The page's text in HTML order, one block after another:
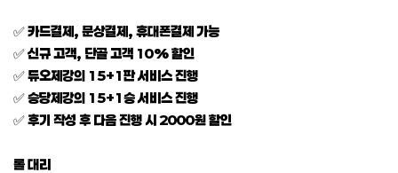
✅ 카드결제, 문상결제, 휴대폰결제 가능
✅ 신규 고객, 단골 고객 10% 할인
✅ 듀오제강의 15+1판 서비스 진행
✅ 승당제강의 15+1승 서비스 진행
✅ 후기 작성 후 다음 진행 시 2000원 할인
롤 대리